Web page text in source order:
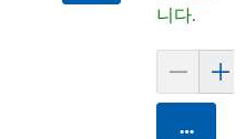
니다.
카트에